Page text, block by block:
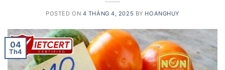
POSTED ON 4 THÁNG 4, 2025 BY HOANGHUY
04
Th4